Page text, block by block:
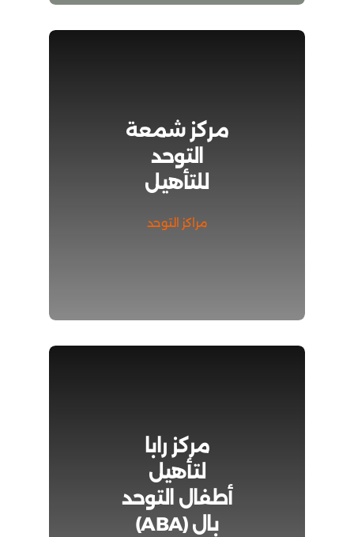
مركز شمعة
التوحد
للتأهيل
مراكز التوحد
مركز رابا
لتأهيل
أطفال التوحد
بال (ABA)